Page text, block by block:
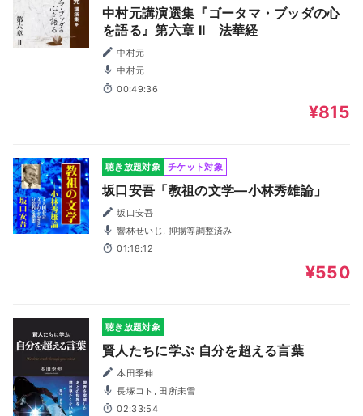
中村元講演選集『ゴータマ・ブッダの心
を語る』第六章 II 法華経
中村元
中村元
00:49:36
¥815
聴き放題対象 チケット対象
坂口安吾「教祖の文学―小林秀雄論」
坂口安吾
響林せいじ, 抑揚等調整済み
01:18:12
¥550
聴き放題対象
賢人たちに学ぶ 自分を超える言葉
本田季伸
長塚コト, 田所未雪
02:33:54